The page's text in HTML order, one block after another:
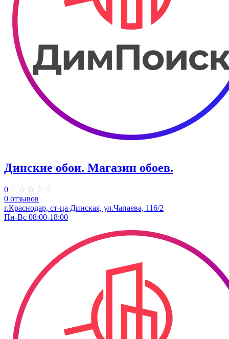
Динские обои. Магазин обоев.
0
0 отзывов
г.Краснодар, ст-ца Динская, ул.Чапаева, 116/2
Пн-Вс 08:00-18:00